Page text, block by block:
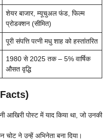
शेयर बाजार, म्यूचुअल फंड, फिल्म
प्रोडक्शन (सीमित)
पूरी संपत्ति पत्नी मधु शाह को हस्तांतरित
1980 से 2025 तक – 5% वार्षिक
औसत वृद्धि
आखिरी पोस्ट में याद किया था, जो उनकी
ने उन्हें अभिनेता बना दिया।